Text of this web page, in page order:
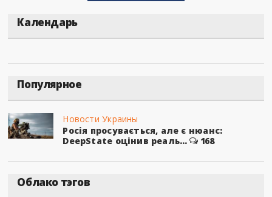
Календарь
Популярное
Новости Украины
Росія просувається, але є нюанс:
DeepState оцінив реаль...
168
Облако тэгов